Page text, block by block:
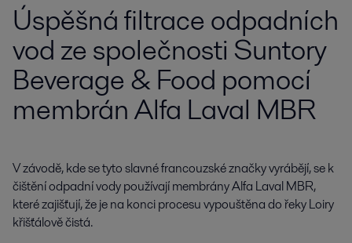
Úspěšná filtrace odpadních
vod ze společnosti Suntory
Beverage & Food pomocí
membrán Alfa Laval MBR
V závodě, kde se tyto slavné francouzské značky vyrábějí, se k
čištění odpadní vody používají membrány Alfa Laval MBR,
které zajišťují, že je na konci procesu vypouštěna do řeky Loiry
křišťálově čistá.